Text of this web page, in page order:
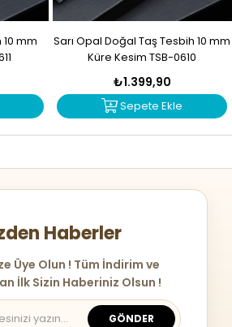
mm
Sarı Opal Doğal Taş Tesbih 10 mm
Küre Kesim TSB-0610
₺1.399,90
Sepete Ekle
Haberler
Üye Olun ! Tüm İndirim ve
İlk Sizin Haberiniz Olsun !
GÖNDER